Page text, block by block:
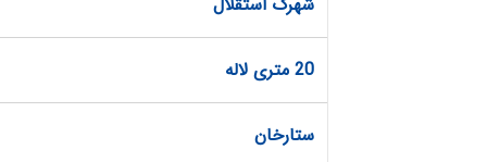
20 متری لاله
ستارخان